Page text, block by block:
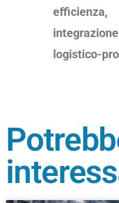
logistico-